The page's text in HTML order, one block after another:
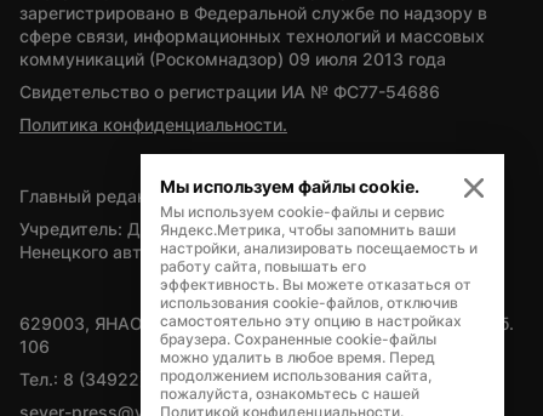
зарегистрировано в Федеральной службе по надзору в
сфере связи, информационных технологий и массовых
коммуникаций (Роскомнадзор) 09 июля 2013 года
Свидетельство о регистрации ИА № ФС77-54686
Политика конфиденциальности.
Главный редактор — А.Л. Поздеев
Учредитель: Департамент внутренней политики Ямало-
Ненецкого автономного округа
629003, ЯНАО, Салехард, мкр. Богдана Кнунянца, д.1, каб.
106
Тел.: 8 (34922) 71262
sever-press@yamal-media.ru
Мы используем файлы cookie.
Мы используем cookie-файлы и сервис
Яндекс.Метрика, чтобы запомнить ваши
настройки, анализировать посещаемость и
работу сайта, повышать его
эффективность. Вы можете отказаться от
использования cookie-файлов, отключив
самостоятельно эту опцию в настройках
браузера. Сохраненные cookie-файлы
можно удалить в любое время. Перед
продолжением использования сайта,
пожалуйста, ознакомьтесь с нашей
Политикой конфиденциальности.